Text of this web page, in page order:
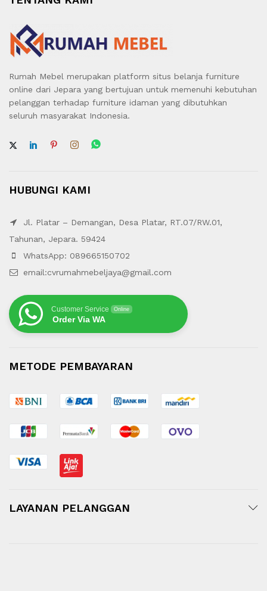
Rumah Mebel merupakan platform situs belanja furniture
online dari Jepara yang bertujuan untuk memenuhi kebutuhan
pelanggan terhadap furniture idaman yang dibutuhkan
seluruh masyarakat Indonesia.
HUBUNGI KAMI
Jl. Platar – Demangan, Desa Platar, RT.07/RW.01,
Tahunan, Jepara. 59424
WhatsApp: 089665150702
email:cvrumahmebeljaya@gmail.com
Customer Service Online
Order Via WA
METODE PEMBAYARAN
LAYANAN PELANGGAN